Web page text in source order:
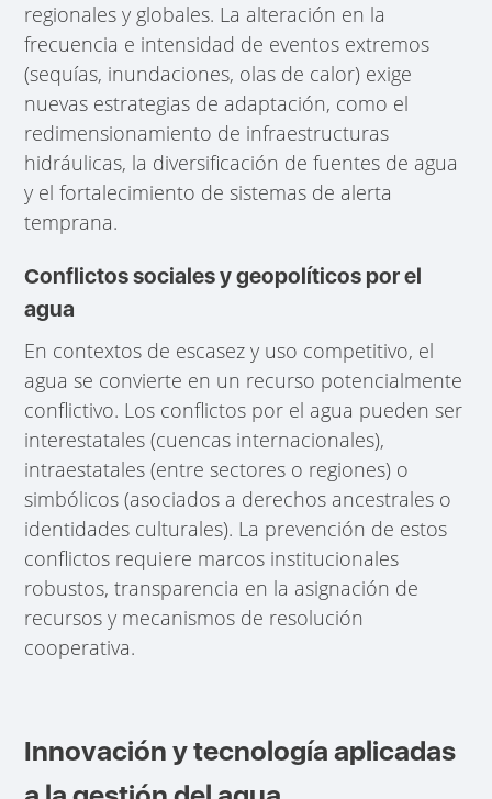
regionales y globales. La alteración en la
frecuencia e intensidad de eventos extremos
(sequías, inundaciones, olas de calor) exige
nuevas estrategias de adaptación, como el
redimensionamiento de infraestructuras
hidráulicas, la diversificación de fuentes de agua
y el fortalecimiento de sistemas de alerta
temprana.
Conflictos sociales y geopolíticos por el
agua
En contextos de escasez y uso competitivo, el
agua se convierte en un recurso potencialmente
conflictivo. Los conflictos por el agua pueden ser
interestatales (cuencas internacionales),
intraestatales (entre sectores o regiones) o
simbólicos (asociados a derechos ancestrales o
identidades culturales). La prevención de estos
conflictos requiere marcos institucionales
robustos, transparencia en la asignación de
recursos y mecanismos de resolución
cooperativa.
Innovación y tecnología aplicadas